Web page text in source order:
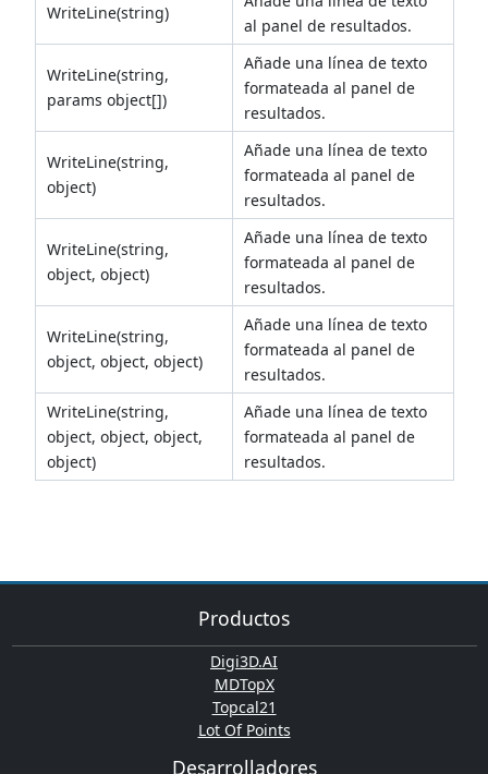
WriteLine(string)
al panel de resultados.
WriteLine(string,
params object[])
Añade una línea de texto
formateada al panel de
resultados.
WriteLine(string,
object)
Añade una línea de texto
formateada al panel de
resultados.
WriteLine(string,
object, object)
Añade una línea de texto
formateada al panel de
resultados.
WriteLine(string,
object, object, object)
Añade una línea de texto
formateada al panel de
resultados.
WriteLine(string,
object, object, object,
object)
Añade una línea de texto
formateada al panel de
resultados.
Productos
Digi3D.AI
MDTopX
Topcal21
Lot Of Points
Desarrolladores